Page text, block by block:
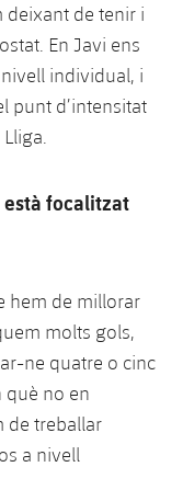
deixant de tenir i
En Javi ens
individual, i
punt d’intensitat
està focalitzat
hem de millorar
molts gols,
ne quatre o cinc
què no en
de treballar
a nivell